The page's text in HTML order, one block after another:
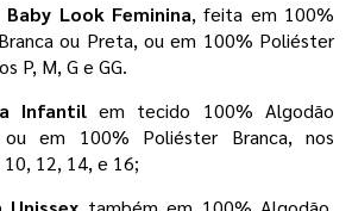
Baby Look Feminina, feita em 100%
ou Preta, ou em 100% Poliéster
P, M, G e GG.
Infantil em tecido 100% Algodão
em 100% Poliéster Branca, nos
12, 14, e 16;